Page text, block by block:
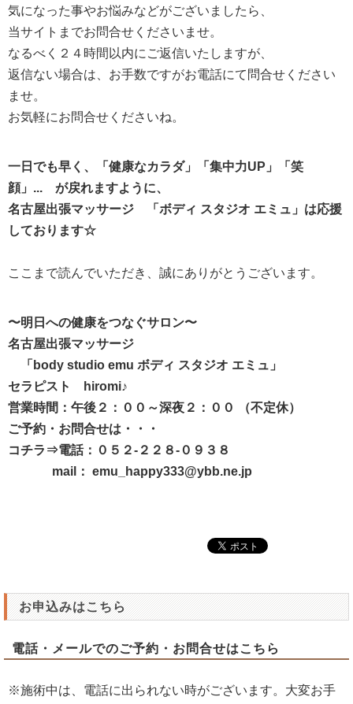
気になった事やお悩みなどがございましたら、
当サイトまでお問合せくださいませ。
なるべく２４時間以内にご返信いたしますが、
返信ない場合は、お手数ですがお電話にて問合せください
ませ。
お気軽にお問合せくださいね。
一日でも早く、「健康なカラダ」「集中力UP」「笑
顔」... が戻れますように、
名古屋出張マッサージ 「ボディ スタジオ エミュ」は応援
しております☆
ここまで読んでいただき、誠にありがとうございます。
〜明日への健康をつなぐサロン〜
名古屋出張マッサージ
「body studio emu ボディ スタジオ エミュ」
セラピスト hiromi♪
営業時間：午後２：００～深夜２：００ （不定休）
ご予約・お問合せは・・・
コチラ⇒電話：０５２-２２８-０９３８
mail： emu_happy333@ybb.ne.jp
お申込みはこちら
電話・メールでのご予約・お問合せはこちら
※施術中は、電話に出られない時がございます。大変お手